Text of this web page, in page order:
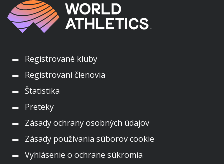
Registrované kluby
Registrovaní členovia
Štatistika
Preteky
Zásady ochrany osobných údajov
Zásady používania súborov cookie
Vyhlásenie o ochrane súkromia